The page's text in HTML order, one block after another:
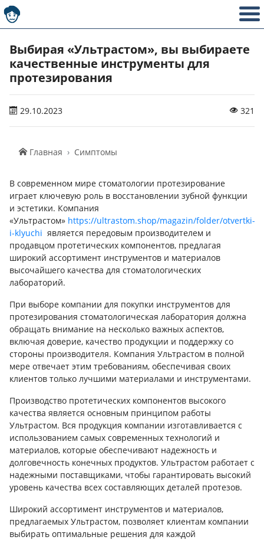
Выбирая «Ультрастом», вы выбираете
качественные инструменты для
протезирования
29.10.2023 321
Главная Симптомы
В современном мире стоматологии протезирование
играет ключевую роль в восстановлении зубной функции
и эстетики. Компания
«Ультрастом» https://ultrastom.shop/magazin/folder/otvertki-
i-klyuchi является передовым производителем и
продавцом протетических компонентов, предлагая
широкий ассортимент инструментов и материалов
высочайшего качества для стоматологических
лабораторий.
При выборе компании для покупки инструментов для
протезирования стоматологическая лаборатория должна
обращать внимание на несколько важных аспектов,
включая доверие, качество продукции и поддержку со
стороны производителя. Компания Ультрастом в полной
мере отвечает этим требованиям, обеспечивая своих
клиентов только лучшими материалами и инструментами.
Производство протетических компонентов высокого
качества является основным принципом работы
Ультрастом. Вся продукция компании изготавливается с
использованием самых современных технологий и
материалов, которые обеспечивают надежность и
долговечность конечных продуктов. Ультрастом работает с
надежными поставщиками, чтобы гарантировать высокий
уровень качества всех составляющих деталей протезов.
Широкий ассортимент инструментов и материалов,
предлагаемых Ультрастом, позволяет клиентам компании
выбирать оптимальные решения для каждой